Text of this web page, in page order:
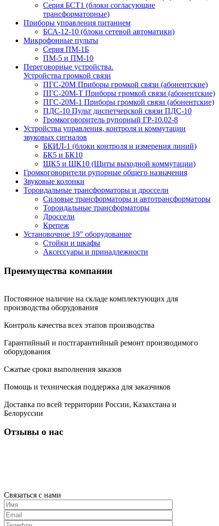
Серия БСТ1 (блоки согласующие
трансформаторные)
Приборы управления питанием
БСА-12-10 (блоки сетевой автоматики)
Микрофонные пульты
Серия ПМ-1Б
ПМ-5 и ПМ-10
Переговорные устройства.
Устройства громкой связи
ПГС-20М Приборы громкой связи (абонентские)
ПГС-20М-Т Приборы громкой связи (абонентские)
ПГС-20М-1 Приборы громкой связи (абонентские)
ПДС-10 Пульт диспетчерской связи ПДС-10
Громкоговоритель рупорный ГР-10.02-8
Устройства управления, контроля и коммутации
звуковых сигналов
БКИЛ-1 (блоки контроля и измерения линий)
БК5 и БК10
ЩК5 и ЩК10 (Щиты выходной коммутации)
Громкоговорители рупорные общего назначения
Звуковые колонки
Тороидальные трансформаторы и дроссели
Силовые трансформаторы и автотрансформаторы
Тороидальные трансформаторы
Дроссели
Крепеж
Установочное 19” оборудование
Стойки и шкафы
Аксессуары и принадлежности
Преимущества компании
Постоянное наличие на складе комплектующих для
производства оборудования
Контроль качества всех этапов производства
Гарантийный и постгарантийный ремонт производимого
оборудования
Сжатые сроки выполнения заказов
Помощь и техническая поддержка для заказчиков
Доставка по всей территории России, Казахстана и
Белоруссии
Отзывы о нас
Связаться с нами